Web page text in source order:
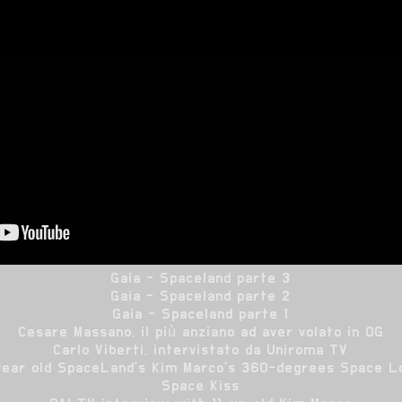
Gaia - Spaceland parte 3
Gaia - Spaceland parte 2
Gaia - Spaceland parte 1
Cesare Massano, il più anziano ad aver volato in 0G
Carlo Viberti, intervistato da Uniroma TV
old SpaceLand's Kim Marco's 360-degrees Space
Space Kiss